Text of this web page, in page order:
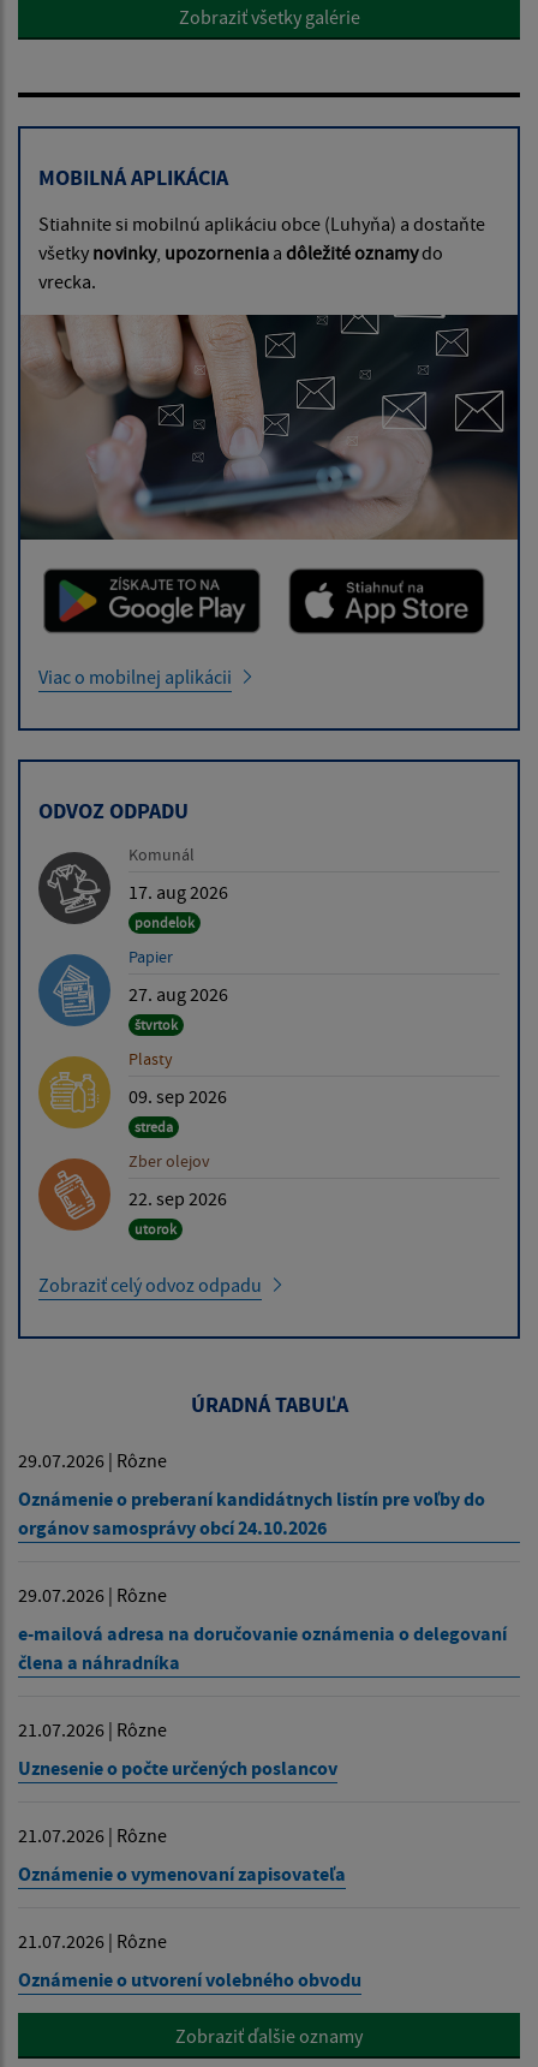
Zobraziť všetky galérie
MOBILNÁ APLIKÁCIA
Stiahnite si mobilnú aplikáciu obce (Luhyňa) a dostaňte
všetky novinky, upozornenia a dôležité oznamydo
vrecka.
Viac o mobilnej aplikácii
ODVOZ ODPADU
Komunál
17. aug 2026
pondelok
Papier
27. aug 2026
štvrtok
Plasty
09. sep 2026
streda
Zber olejov
22. sep 2026
utorok
Zobraziť celý odvoz odpadu
ÚRADNÁ TABUĽA
29.07.2026 | Rôzne
Oznámenie o preberaní kandidátnych listín pre voľby do
orgánov samosprávy obcí 24.10.2026
29.07.2026 | Rôzne
e-mailová adresa na doručovanie oznámenia o delegovaní
člena a náhradníka
21.07.2026 | Rôzne
Uznesenie o počte určených poslancov
21.07.2026 | Rôzne
Oznámenie o vymenovaní zapisovateľa
21.07.2026 | Rôzne
Oznámenie o utvorení volebného obvodu
Zobraziť ďalšie oznamy